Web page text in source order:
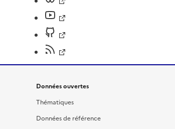
Données ouvertes
Thématiques
Données de référence